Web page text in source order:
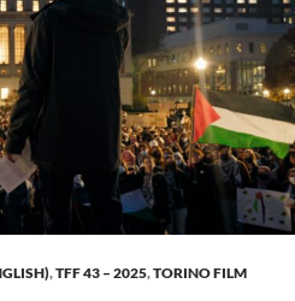
,TFF 43 – 2025,TORINO FILM